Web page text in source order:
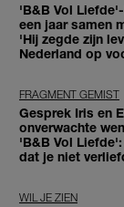
'B&B Vol
een jaar samen
'Hij zegde zijn
Nederland op
FRAGMENT GEMIST
Gesprek Iris en
onverwachte
'B&B Vol
dat je niet
WIL JE ZIEN